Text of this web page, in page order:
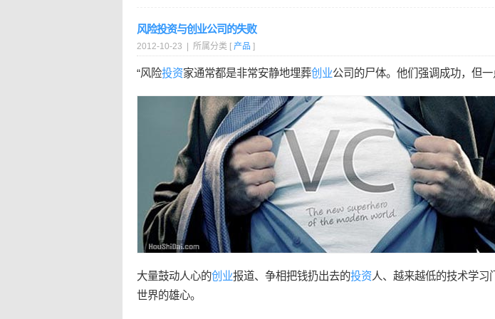
风险投资与创业公司的失败
2012-10-23 | 所属分类 [ 产品 ]
“风险投资家通常都是非常安静地埋葬创业公司的尸体。他们强调成功，但
大量鼓动人心的创业报道、争相把钱扔出去的投资人、越来越低的技术学习
世界的雄心。